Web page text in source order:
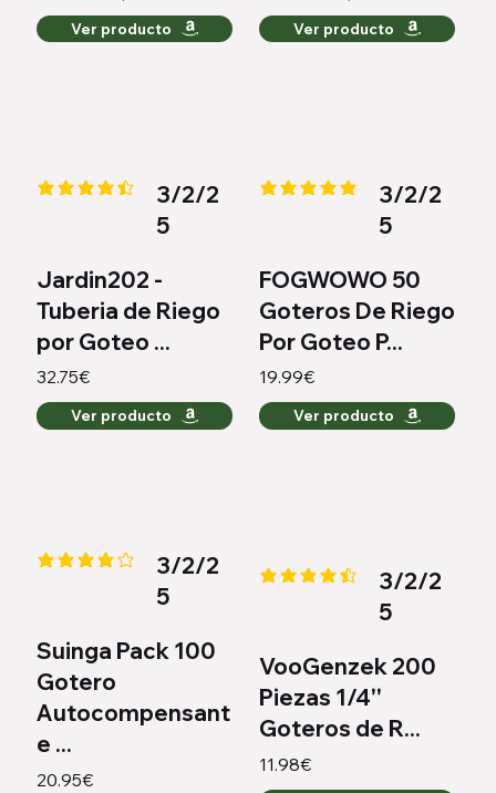
Ver producto Ver producto
la calificación promedio es 4.4 de 5
3/2/2
5
Jardin202 -
Tuberia de Riego
por Goteo ...
32.75€
Ver producto
la calificación promedio es 5 de
3/2/2
5
FOGWOWO 50
Goteros De Riego
Por Goteo P...
19.99€
Ver producto
la calificación promedio es 4.1 de 5
3/2/2
5
Suinga Pack 100
Gotero
Autocompensant
e ...
20.95€
la calificación promedio es 4.4
3/2/2
5
VooGenzek 200
Piezas 1/4''
Goteros de R...
11.98€